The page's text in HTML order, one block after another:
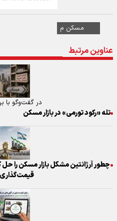
مسکن م
عناوین مرتبط
در گفت‌وگو با
تله «رکود تورمی» در بازار مسکن
چطور آرژانتین مشکل بازار مسکن را